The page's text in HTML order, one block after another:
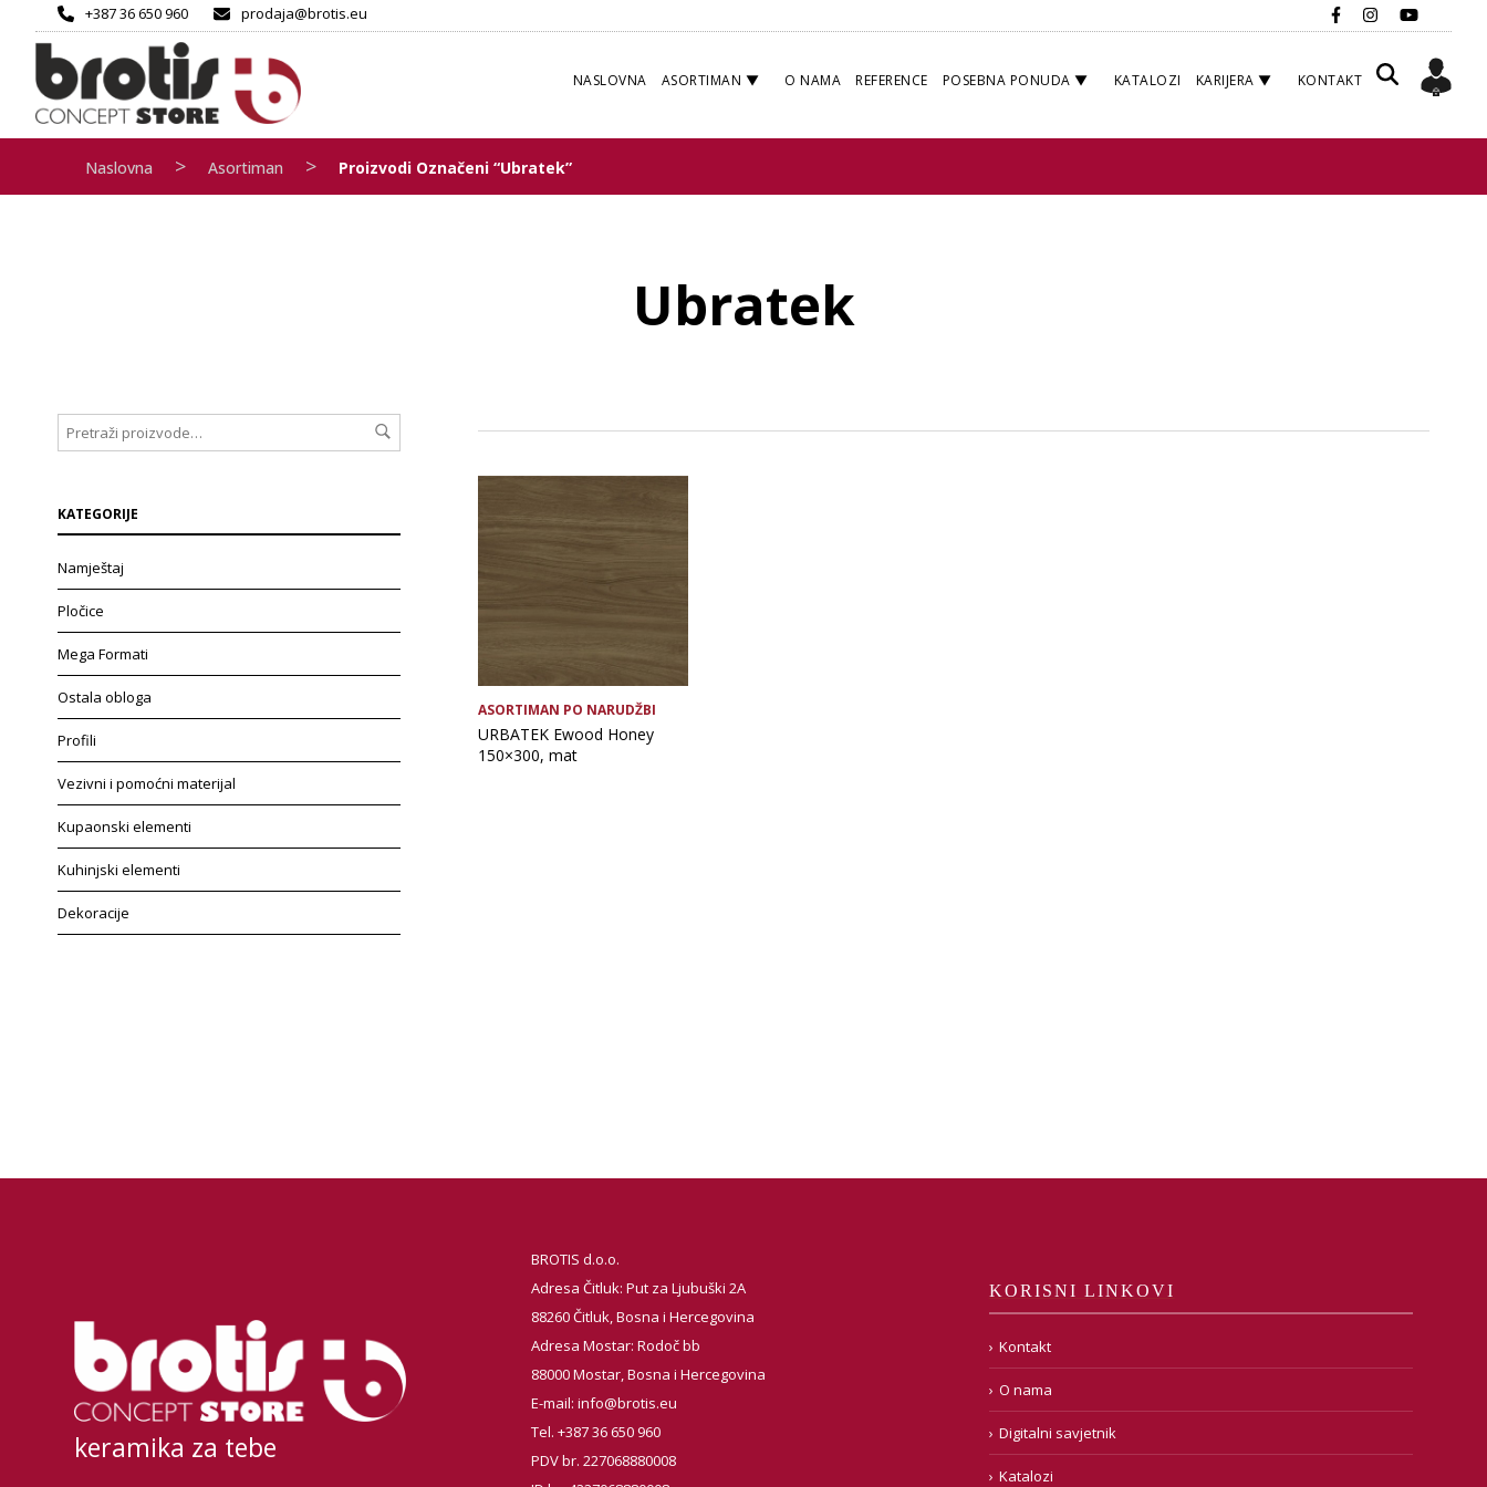
+387 36 650 960 prodaja@brotis.eu
NASLOVNA ASORTIMAN O NAMA REFERENCE POSEBNA PONUDA KATALOZI KARIJERA KONTAKT
Naslovna > Asortiman > Proizvodi Označeni “Ubratek”
Ubratek
KATEGORIJE
Namještaj
Pločice
Mega Formati
Ostala obloga
Profili
Vezivni i pomoćni materijal
Kupaonski elementi
Kuhinjski elementi
Dekoracije
ASORTIMAN PO NARUDŽBI
URBATEK Ewood Honey
150×300, mat
keramika za tebe
BROTIS d.o.o.
Adresa Čitluk: Put za Ljubuški 2A
88260 Čitluk, Bosna i Hercegovina
Adresa Mostar: Rodoč bb
88000 Mostar, Bosna i Hercegovina
E-mail:info@brotis.eu
Tel. +387 36 650 960
PDV br. 227068880008
KORISNI LINKOVI
Kontakt
O nama
Digitalni savjetnik
Katalozi